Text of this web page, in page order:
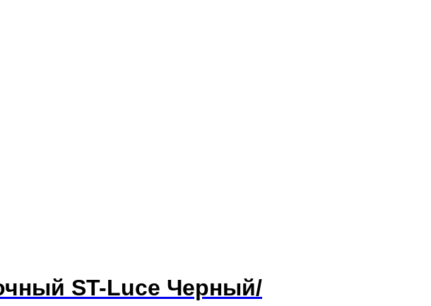
ST-Luce Черный/